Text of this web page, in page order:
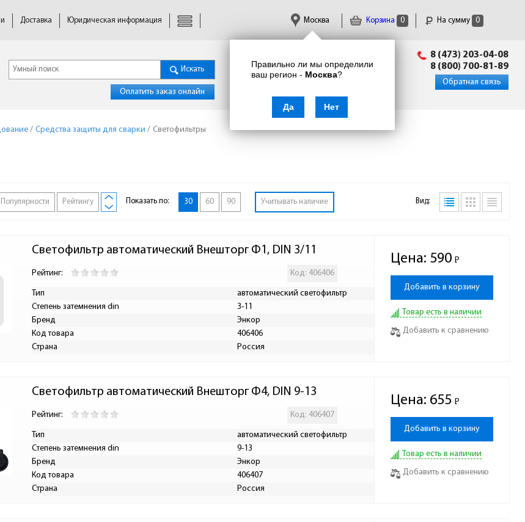
Корзина 0 На сумму 0
Правильно ли мы определили
ваш регион - Москва?
Да Нет
Москва
Доставка Юридическая информация
Искать
Оплатить заказ онлайн
info@enkor24.ru
8 (473) 203-04-08
8 (800) 700-81-89
Обратная связь
/ Средства защиты для сварки / Светофильтры
Популярности Рейтингу Показать по: 30 60 90 Учитывать наличие Вид:
Светофильтр автоматический Внешторг Ф1, DIN 3/11
Рейтинг: Код: 406406
Тип
автоматический светофильтр
Степень затемнения din
3-11
Бренд
Энкор
Код товара
406406
Страна
Россия
Цена: 590 Р
-
Добавить в корзину
Товар есть в наличии
Добавить к сравнению
Светофильтр автоматический Внешторг Ф4, DIN 9-13
Рейтинг: Код: 406407
Тип
автоматический светофильтр
Степень затемнения din
9-13
Бренд
Энкор
Код товара
406407
Страна
Россия
Цена: 655 Р
-
Добавить в корзину
Товар есть в наличии
Добавить к сравнению